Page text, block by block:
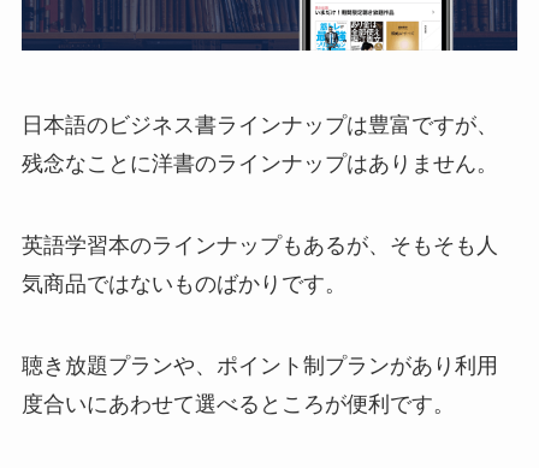
日本語のビジネス書ラインナップは豊富ですが、
残念なことに洋書のラインナップはありません。
英語学習本のラインナップもあるが、そもそも人
気商品ではないものばかりです。
聴き放題プランや、ポイント制プランがあり利用
度合いにあわせて選べるところが便利です。